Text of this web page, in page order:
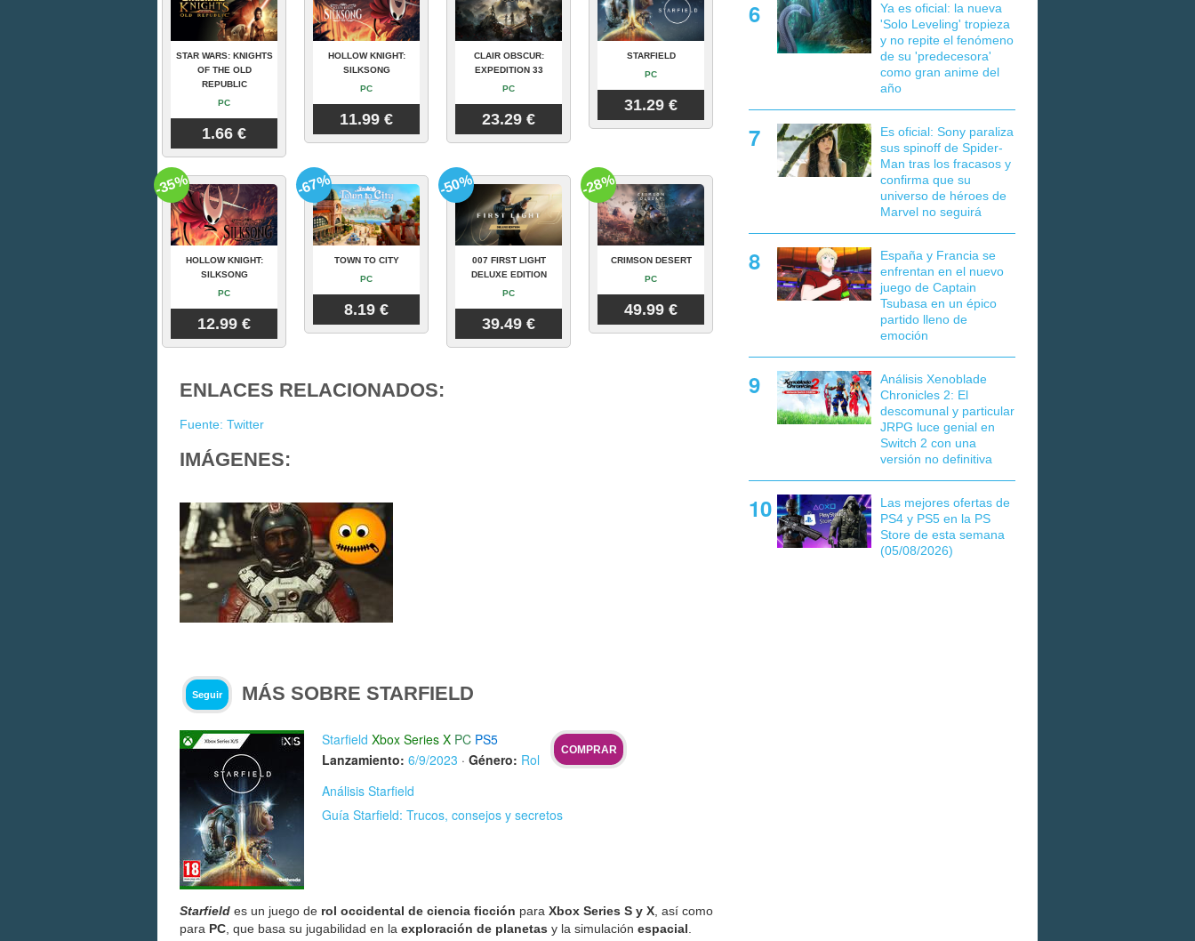
STAR WARS: KNIGHTS
OF THE OLD
REPUBLIC
PC
1.66 €
HOLLOW KNIGHT:
SILKSONG
PC
11.99 €
CLAIR OBSCUR:
EXPEDITION 33
PC
23.29 €
STARFIELD
PC
31.29 €
HOLLOW KNIGHT:
SILKSONG
PC
12.99 €
-35%
TOWN TO CITY
PC
8.19 €
-67%
007 FIRST LIGHT
DELUXE EDITION
PC
39.49 €
-50%
CRIMSON DESERT
PC
49.99 €
-28%
ENLACES RELACIONADOS:
Fuente: Twitter
IMÁGENES:
Seguir MÁS SOBRE STARFIELD
Starfield Xbox Series X PC PS5
Lanzamiento: 6/9/2023 · Género: Rol
COMPRAR
Análisis Starfield
Guía Starfield: Trucos, consejos y secretos
Starfield es un juego de rol occidental de ciencia ficción para Xbox Series S y X , así como
para PC , que basa su jugabilidad en la exploración de planetas y la simulación espacial
Ya es oficial: la nueva
'Solo Leveling' tropieza
y no repite el fenómeno
de su 'predecesora'
como gran anime del
año
Es oficial: Sony paraliza
sus spinoff de Spider-
Man tras los fracasos y
confirma que su
universo de héroes de
Marvel no seguirá
España y Francia se
enfrentan en el nuevo
juego de Captain
Tsubasa en un épico
partido lleno de
emoción
Análisis Xenoblade
Chronicles 2: El
descomunal y particular
JRPG luce genial en
Switch 2 con una
versión no definitiva
Las mejores ofertas de
PS4 y PS5 en la PS
Store de esta semana
(05/08/2026)